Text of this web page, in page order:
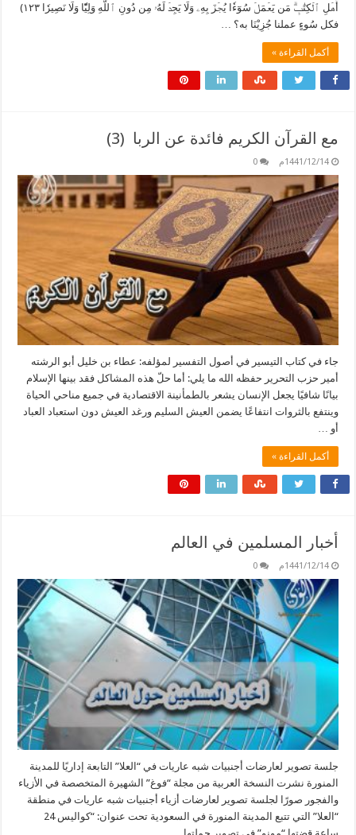
أَهۡلِ ٱلۡكِتَٰبِۗ مَن يَعۡمَلۡ سُوٓءٗا يُجۡزَ بِهِۦ وَلَا يَجِدۡ لَهُۥ مِن دُونِ ٱللَّهِ وَلِيّٗا وَلَا نَصِيرٗا ١٢٣)
فكل سُوءٍ عملنا جُزِيْنَا به؟ …
أكمل القراءة »
مع القرآن الكريم فائدة عن الربا (3)
1441/12/14م 0
جاء في كتاب التيسير في أصول التفسير لمؤلفه: عطاء بن خليل أبو الرشته
أمير حزب التحرير حفظه الله ما يلي: أما حلّ هذه المشاكل فقد بينها الإسلام
بيانًا شافيًا يجعل الإنسان يشعر بالطمأنينة الاقتصادية في جميع مناحي الحياة
وينتفع بالثروات انتفاعًا يضمن العيش السليم ورغد العيش دون استعباد العباد
أو …
أكمل القراءة »
أخبار المسلمين في العالم
1441/12/14م 0
جلسة تصوير لعارضات أجنبيات شبه عاريات في “العلا” التابعة إداريًا للمدينة
المنورة نشرت النسخة العربية من مجلة “فوغ” الشهيرة المتخصصة في الأزياء
والفجور صورًا لجلسة تصوير لعارضات أزياء أجنبيات شبه عاريات في منطقة
“العلا” التي تتبع المدينة المنورة في السعودية تحت عنوان: “كواليس 24